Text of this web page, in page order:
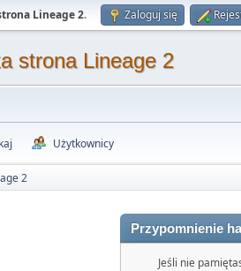
Lineage 2. Zaloguj się
strona Lineage 2
Użytkownicy
2
Przypomnienie
Jeśli nie